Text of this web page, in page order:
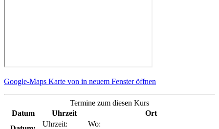
Google-Maps Karte von in neuem Fenster öffnen
Termine zum diesen Kurs
Datum
Uhrzeit
Ort
Uhrzeit:
Wo: